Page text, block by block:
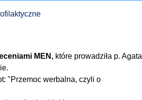
MEN, które prowadziła p. Agata
"Przemoc werbalna, czyli o